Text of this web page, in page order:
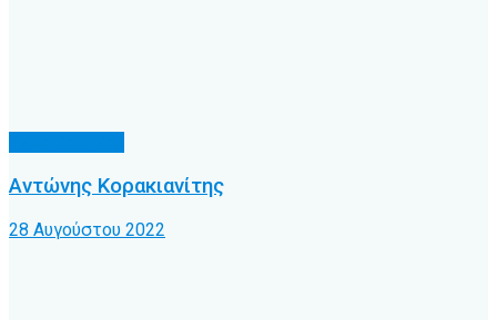
Αντώνης Κορακιανίτης
28 Αυγούστου 2022